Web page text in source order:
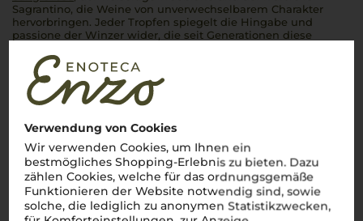
Verwendung von Cookies
Wir verwenden Cookies, um Ihnen ein
bestmögliches Shopping-Erlebnis zu bieten. Dazu
zählen Cookies, welche für das ordnungsgemäße
Funktionieren der Website notwendig sind, sowie
solche, die lediglich zu anonymen Statistikzwecken,
Sagrantino, die Weine von unverwechselbarem Charakter
hervorbringen. Jeder Tropfen spiegelt die Hingabe und
passione der Winzer wider, die seit Generationen diese
Mehr Weine aus Umbrien